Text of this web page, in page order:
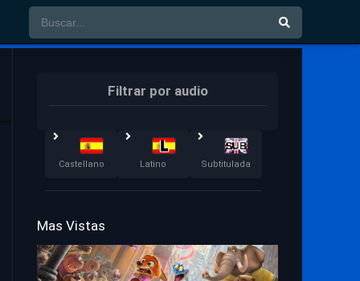
Filtrar por audio
Castellano Latino Subtitulada
Mas Vistas